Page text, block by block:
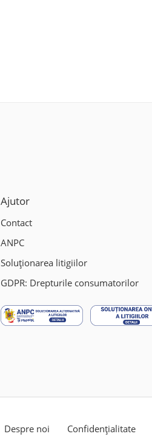
Ajutor
Contact
ANPC
Soluționarea litigiilor
GDPR: Drepturile consumatorilor
Despre noi Confidențialitate